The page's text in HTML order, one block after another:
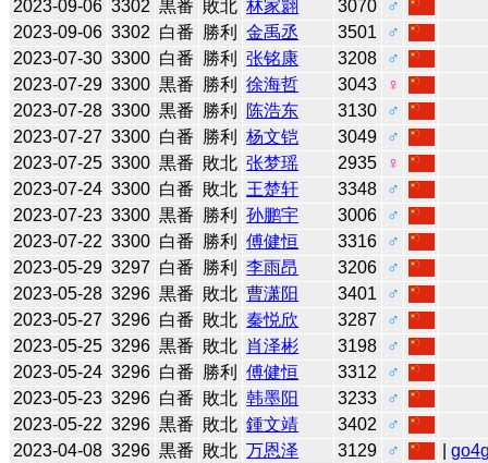
2023-09-06 3302 黒番 敗北 林家翾 3070
♂
2023-09-06 3302 白番 勝利 金禹丞 3501
♂
2023-07-30 3300 白番 勝利 张铭康 3208
♂
2023-07-29 3300 黒番 勝利 徐海哲 3043
♀
2023-07-28 3300 黒番 勝利 陈浩东 3130
♂
2023-07-27 3300 白番 勝利 杨文铠 3049
♂
2023-07-25 3300 黒番 敗北 张梦瑶 2935
♀
2023-07-24 3300 白番 敗北 王楚轩 3348
♂
2023-07-23 3300 黒番 勝利 孙鹏宇 3006
♂
2023-07-22 3300 白番 勝利 傅健恒 3316
♂
2023-05-29 3297 白番 勝利 李雨昂 3206
♂
2023-05-28 3296 黒番 敗北 曹潇阳 3401
♂
2023-05-27 3296 白番 敗北 秦悦欣 3287
♂
2023-05-25 3296 黒番 敗北 肖泽彬 3198
♂
2023-05-24 3296 白番 勝利 傅健恒 3312
♂
2023-05-23 3296 白番 敗北 韩墨阳 3233
♂
2023-05-22 3296 黒番 敗北 鍾文靖 3402
♂
2023-04-08 3296 黒番 敗北 万恩泽 3129 ♂ |